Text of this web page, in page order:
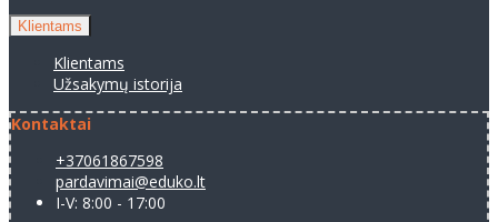
Klientams
Klientams
Užsakymų istorija
Kontaktai
+37061867598
pardavimai@eduko.lt
I-V: 8:00 - 17:00